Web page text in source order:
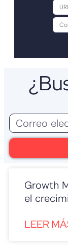
Growth
el
LEER